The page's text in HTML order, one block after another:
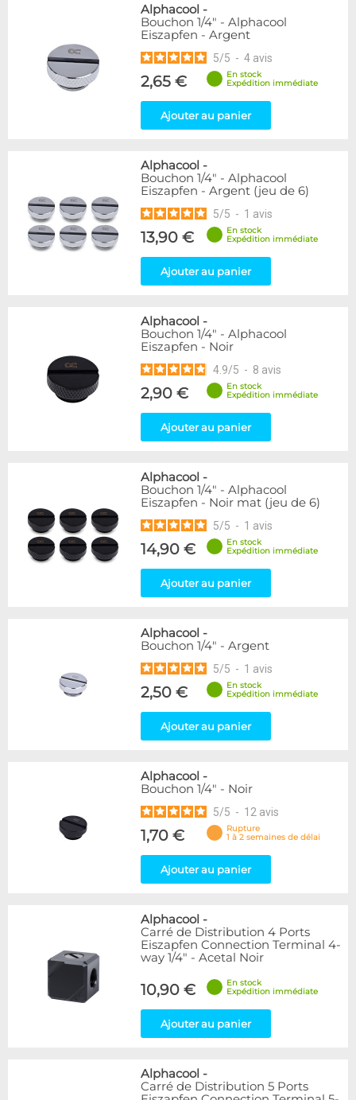
2
Forme
Coudé 60° 1
24
44
Filetage
1/4"
1/8"
1
4
39
Coudé 90°
94
Droit
Passe cloison
Mâle 61
Disponibilité / Promotions
Articles en stock
Alphacool -
Bouchon 1/4" - Alphacool
Eiszapfen - Argent
5/5 - 4 avis
2,65 €
En stock
Expédition immédiate
Ajouter au panier
Alphacool -
Bouchon 1/4" - Alphacool
Eiszapfen - Argent (jeu de 6)
5/5 - 1 avis
13,90 €
En stock
Expédition immédiate
Ajouter au panier
Alphacool -
Bouchon 1/4" - Alphacool
Eiszapfen - Noir
4.9/5 - 8 avis
2,90 €
En stock
Expédition immédiate
Ajouter au panier
Alphacool -
Bouchon 1/4" - Alphacool
Eiszapfen - Noir mat (jeu de 6)
5/5 - 1 avis
14,90 €
En stock
Expédition immédiate
Ajouter au panier
Alphacool -
Bouchon 1/4" - Argent
5/5 - 1 avis
2,50 €
En stock
Expédition immédiate
Ajouter au panier
Alphacool -
Bouchon 1/4" - Noir
5/5 - 12 avis
1,70 €
Rupture
1 à 2 semaines de délai
Ajouter au panier
Alphacool -
Carré de Distribution 4 Ports
Eiszapfen Connection Terminal 4-
way 1/4" - Acetal Noir
10,90 €
En stock
Expédition immédiate
Ajouter au panier
Alphacool -
Carré de Distribution 5 Ports